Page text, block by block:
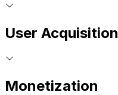
User Acquisition
Monetization